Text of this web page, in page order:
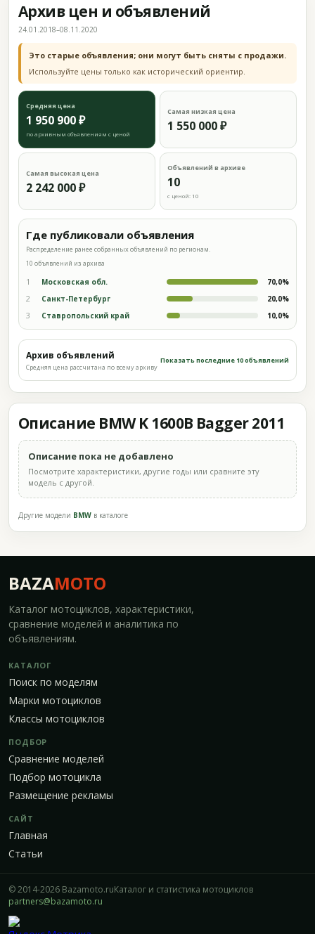
Архив цен и объявлений
24.01.2018–08.11.2020
Это старые объявления; они могут быть сняты с продажи.
Используйте цены только как исторический ориентир.
Средняя цена
1 950 900 ₽
по архивным объявлениям с ценой
Самая низкая цена
1 550 000 ₽
Самая высокая цена
2 242 000 ₽
Объявлений в архиве
10
с ценой: 10
Где публиковали объявления
Распределение ранее собранных объявлений по регионам.
10 объявлений из архива
1 Московская обл. 70,0%
2 Санкт-Петербург 20,0%
3 Ставропольский край 10,0%
Архив объявлений
Средняя цена рассчитана по всему архиву
Показать последние 10 объявлений
Описание BMW K 1600B Bagger 2011
Описание пока не добавлено
Посмотрите характеристики, другие годы или сравните эту
модель с другой.
Другие модели BMW в каталоге
BAZAMOTO
Каталог мотоциклов, характеристики,
сравнение моделей и аналитика по
объявлениям.
КАТАЛОГ
Поиск по моделям
Марки мотоциклов
Классы мотоциклов
ПОДБОР
Сравнение моделей
Подбор мотоцикла
Размещение рекламы
САЙТ
Главная
Статьи
© 2014-2026 Bazamoto.ruКаталог и статистика мотоциклов
partners@bazamoto.ru